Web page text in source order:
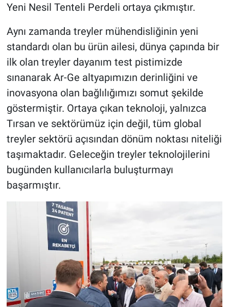
Yeni Nesil Tenteli Perdeli ortaya çıkmıştır.
Aynı zamanda treyler mühendisliğinin yeni
standardı olan bu ürün ailesi, dünya çapında bir
ilk olan treyler dayanım test pistimizde
sınanarak Ar-Ge altyapımızın derinliğini ve
inovasyona olan bağlılığımızı somut şekilde
göstermiştir. Ortaya çıkan teknoloji, yalnızca
Tırsan ve sektörümüz için değil, tüm global
treyler sektörü açısından dönüm noktası niteliği
taşımaktadır. Geleceğin treyler teknolojilerini
bugünden kullanıcılarla buluşturmayı
başarmıştır.